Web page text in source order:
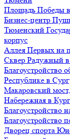
Площадь Победы
Бизнес-центр
Тюменский
корпус
Аллея Первых на
Сквер Радужный
Благоустройство
Республике в
Макаровский
Набережная в
Благоустройство
Дворец спорта